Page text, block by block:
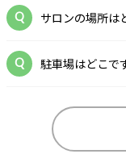
サロンの場所は
駐車場はどこで